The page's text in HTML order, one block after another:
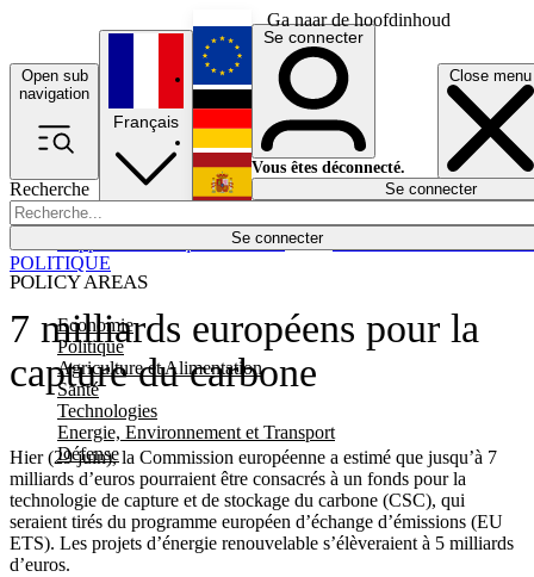
Ga naar de hoofdinhoud
Open sub
navigation
Close menu
Recherche
Se connecter
POLICY AREAS
Economie
Politique
Agriculture et Alimentation
Santé
Technologies
Energie, Environnement et Transport
Défense
Économie
Français
English
Deutsch
Español
Se connecter
Vous êtes déconnecté.
Se connecter
7 milliards européens pour la
capture du carbone
Hier (29 juin), la Commission européenne a estimé que jusqu’à 7
milliards d’euros pourraient être consacrés à un fonds pour la
technologie de capture et de stockage du carbone (CSC), qui
seraient tirés du programme européen d’échange d’émissions (EU
ETS). Les projets d’énergie renouvelable s’élèveraient à 5 milliards
d’euros.
POLITIQUE